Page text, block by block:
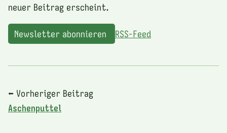
neuer Beitrag erscheint.
Newsletter abonnieren RSS-Feed
⬅ Vorheriger Beitrag
Aschenputtel